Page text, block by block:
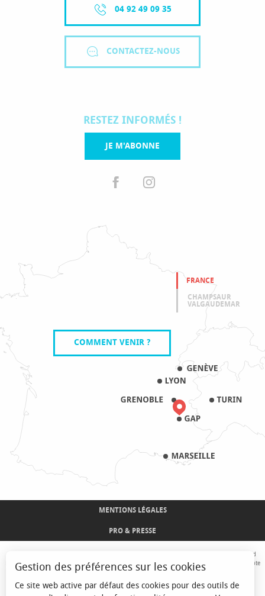
04 92 49 09 35
CONTACTEZ-NOUS
RESTEZ INFORMÉS !
JE M'ABONNE
FRANCE
CHAMPSAUR
VALGAUDEMAR
COMMENT VENIR ?
MENTIONS LÉGALES
PRO & PRESSE
Avec le concours de l'Union Européenne. L'Europe s'engage sur le Massif Alpin avec le fond
Européen de Développement Régional. Co-financé par le Conseil Régional Provence-Alpes-Côte
d'Azur et l'Etat, Commissariat Général des Territoires - FNADT - CIMA
Gestion des préférences sur les cookies
Ce site web active par défaut des cookies pour des outils de